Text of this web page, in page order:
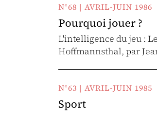
N°68 | AVRIL-JUIN 1986
Pourquoi jouer ?
L'intelligence du jeu :
Hoffmannsthal, par
N°63 | AVRIL-JUIN 1985
Sport